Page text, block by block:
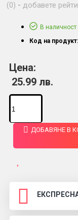
(0) - добавете
Цена:
25.99 лв.
В наличност
Код на продукт:
ДОБАВЯНЕ В